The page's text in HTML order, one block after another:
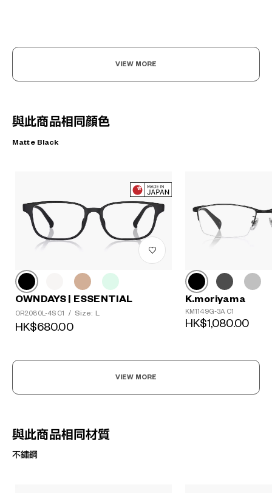
VIEW MORE
與此商品相同顏色
Matte Black
OWNDAYS | ESSENTIAL
OR2080L-4S C1 / Size: L
HK$680.00
K.moriyama
KM1149G-3A C1
HK$1,080.00
VIEW MORE
與此商品相同材質
不鏽鋼